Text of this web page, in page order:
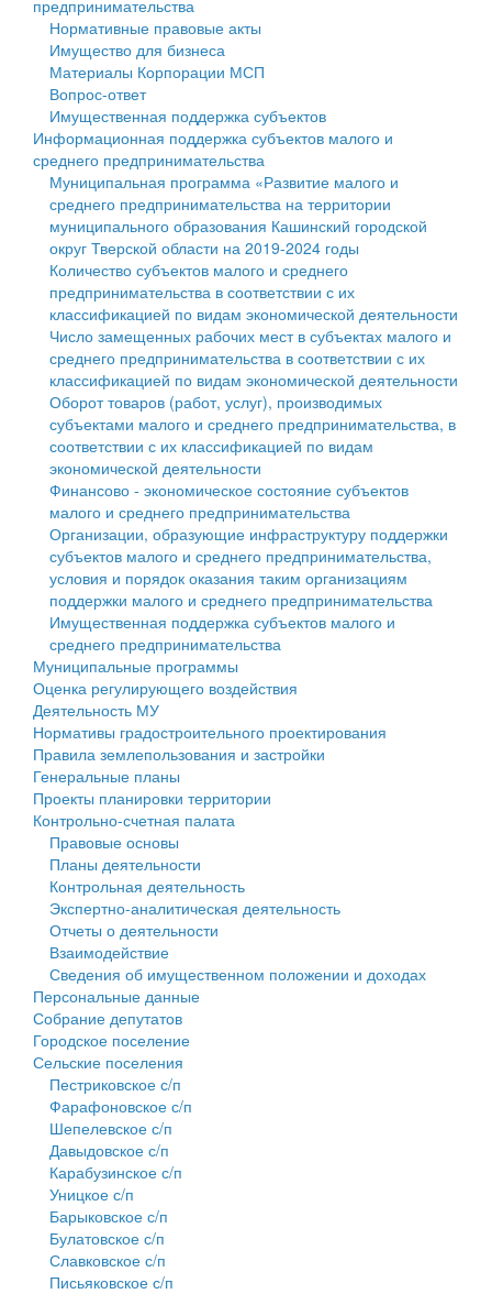
Государственные услуги
Промышленность и АПК
Экономика и бизнес
...
Символика
Устав
Гостям округа
Туризм
Культура
Образование
Здравоохранение
Социальная защита
Фотоальбом
муниципального округа Тверской области
Администрация Кашинского муниципального округа
Тверской области
Управление сельскими территориями
Открытые данные
Работа с обращениями граждан
Муниципальный контроль
Муниципальные услуги
Проекты административных регламентов
Антимонопольный комплаенс
Противодействие коррупции
Финансовое управление
Бюджет для граждан
Имущество
Выявление правообладателей ранее учтенных
объектов недвижимости
Имущественная поддержка субъектов малого и
среднего предпринимательства
Информационная поддержка субъектов малого и
среднего предпринимательства
Муниципальные программы
Контрольно-счетная палата
Персональные данные
Оценка регулирующего воздействия
Деятельность МУ
Нормативы градостроительного проектирования
Правила землепользования и застройки
Генеральные планы
Проекты планировки территории
Собрание депутатов
Городское поселение
Сельские поселения
предпринимательства
Нормативные правовые акты
Имущество для бизнеса
Материалы Корпорации МСП
Вопрос-ответ
Имущественная поддержка субъектов
Информационная поддержка субъектов малого и
среднего предпринимательства
Муниципальная программа «Развитие малого и
среднего предпринимательства на территории
муниципального образования Кашинский городской
округ Тверской области на 2019-2024 годы
Количество субъектов малого и среднего
предпринимательства в соответствии с их
классификацией по видам экономической деятельности
Число замещенных рабочих мест в субъектах малого и
среднего предпринимательства в соответствии с их
классификацией по видам экономической деятельности
Оборот товаров (работ, услуг), производимых
субъектами малого и среднего предпринимательства, в
соответствии с их классификацией по видам
экономической деятельности
Финансово - экономическое состояние субъектов
малого и среднего предпринимательства
Организации, образующие инфраструктуру поддержки
субъектов малого и среднего предпринимательства,
условия и порядок оказания таким организациям
поддержки малого и среднего предпринимательства
Имущественная поддержка субъектов малого и
среднего предпринимательства
Муниципальные программы
Оценка регулирующего воздействия
Деятельность МУ
Нормативы градостроительного проектирования
Правила землепользования и застройки
Генеральные планы
Проекты планировки территории
Контрольно-счетная палата
Правовые основы
Планы деятельности
Контрольная деятельность
Экспертно-аналитическая деятельность
Отчеты о деятельности
Взаимодействие
Сведения об имущественном положении и доходах
Персональные данные
Собрание депутатов
Городское поселение
Сельские поселения
Пестриковское с/п
Фарафоновское с/п
Шепелевское с/п
Давыдовское с/п
Карабузинское с/п
Уницкое с/п
Барыковское с/п
Булатовское с/п
Славковское с/п
Письяковское с/п